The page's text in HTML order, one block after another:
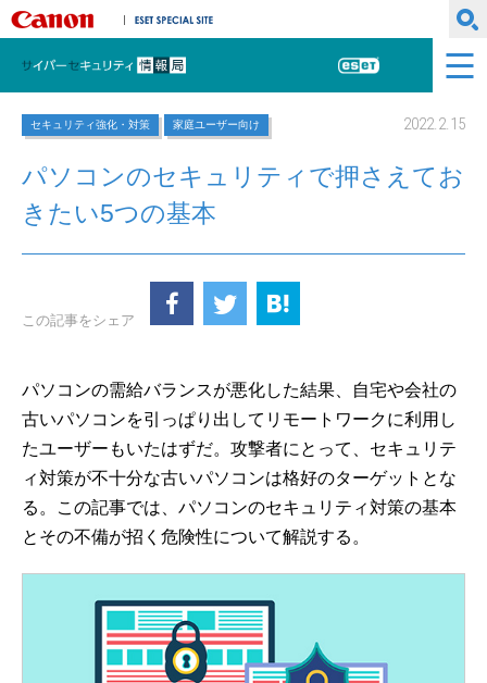
キヤノンマーケティングジャパン株式会社
サイバーセキュリティ情報局
ESET
セキュリティ強化・対策 家庭ユーザー向け 2022.2.15
パソコンのセキュリティで押さえてお
きたい5つの基本
この記事をシェア
パソコンの需給バランスが悪化した結果、自宅や会社の
古いパソコンを引っぱり出してリモートワークに利用し
たユーザーもいたはずだ。攻撃者にとって、セキュリテ
ィ対策が不十分な古いパソコンは格好のターゲットとな
る。この記事では、パソコンのセキュリティ対策の基本
とその不備が招く危険性について解説する。